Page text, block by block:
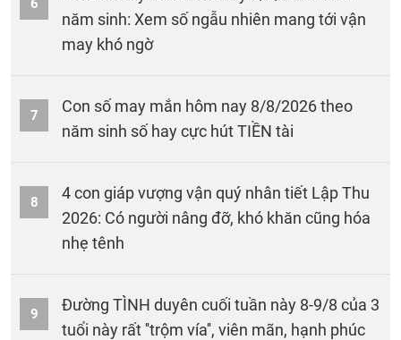
6
năm sinh: Xem số ngẫu nhiên mang tới vận
may khó ngờ
7
Con số may mắn hôm nay 8/8/2026 theo
năm sinh số hay cực hút TIỀN tài
8
4 con giáp vượng vận quý nhân tiết Lập Thu
2026: Có người nâng đỡ, khó khăn cũng hóa
nhẹ tênh
9
Đường TÌNH duyên cuối tuần này 8-9/8 của 3
tuổi này rất ''trộm vía'', viên mãn, hạnh phúc